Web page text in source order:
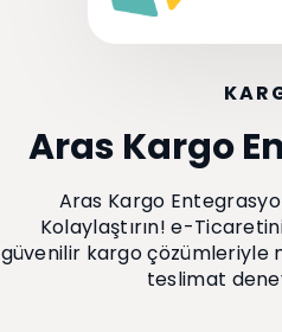
Aras Kargo
Aras Kargo
Kolaylaştırın! e-
güvenilir kargo çözümleriyle
teslimat